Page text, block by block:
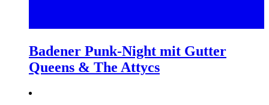
Badener Punk-Night mit Gutter
Queens & The Attycs